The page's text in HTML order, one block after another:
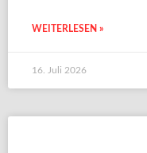
WEITERLESEN »
16. Juli 2026